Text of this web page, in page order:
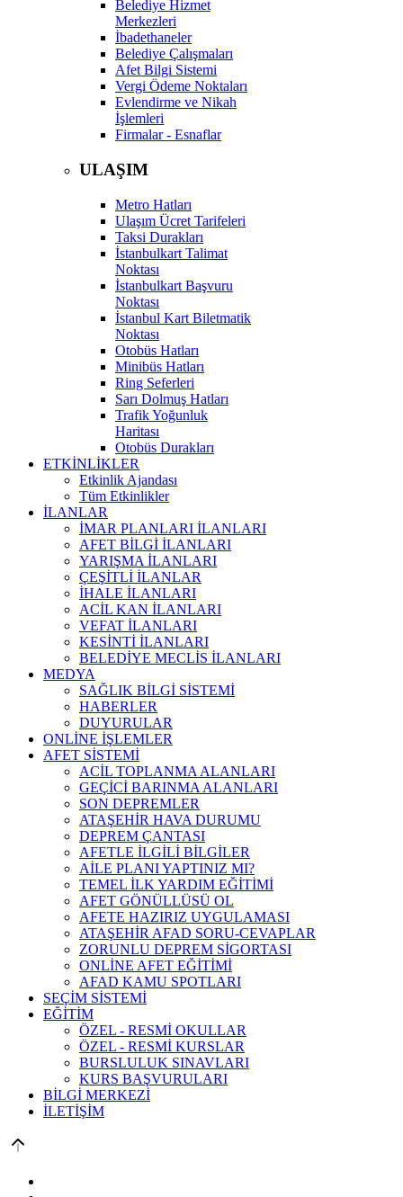
Belediye Hizmet
Merkezleri
İbadethaneler
Belediye Çalışmaları
Afet Bilgi Sistemi
Vergi Ödeme Noktaları
Evlendirme ve Nikah
İşlemleri
Firmalar - Esnaflar
ULAŞIM
Metro Hatları
Ulaşım Ücret Tarifeleri
Taksi Durakları
İstanbulkart Talimat
Noktası
İstanbulkart Başvuru
Noktası
İstanbul Kart Biletmatik
Noktası
Otobüs Hatları
Minibüs Hatları
Ring Seferleri
Sarı Dolmuş Hatları
Trafik Yoğunluk
Haritası
Otobüs Durakları
ETKİNLİKLER
Etkinlik Ajandası
Tüm Etkinlikler
İLANLAR
İMAR PLANLARI İLANLARI
AFET BİLGİ İLANLARI
YARIŞMA İLANLARI
ÇEŞİTLİ İLANLAR
İHALE İLANLARI
ACİL KAN İLANLARI
VEFAT İLANLARI
KESİNTİ İLANLARI
BELEDİYE MECLİS İLANLARI
MEDYA
SAĞLIK BİLGİ SİSTEMİ
HABERLER
DUYURULAR
ONLİNE İŞLEMLER
AFET SİSTEMİ
ACİL TOPLANMA ALANLARI
GEÇİCİ BARINMA ALANLARI
SON DEPREMLER
ATAŞEHİR HAVA DURUMU
DEPREM ÇANTASI
AFETLE İLGİLİ BİLGİLER
AİLE PLANI YAPTINIZ MI?
TEMEL İLK YARDIM EĞİTİMİ
AFET GÖNÜLLÜSÜ OL
AFETE HAZIRIZ UYGULAMASI
ATAŞEHİR AFAD SORU-CEVAPLAR
ZORUNLU DEPREM SİGORTASI
ONLİNE AFET EĞİTİMİ
AFAD KAMU SPOTLARI
SEÇİM SİSTEMİ
EĞİTİM
ÖZEL - RESMİ OKULLAR
ÖZEL - RESMİ KURSLAR
BURSLULUK SINAVLARI
KURS BAŞVURULARI
BİLGİ MERKEZİ
İLETİŞİM